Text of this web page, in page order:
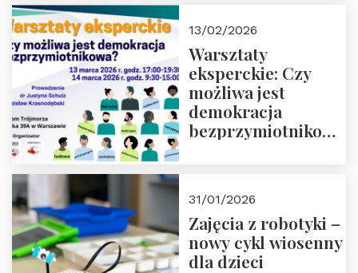
13/02/2026
Warsztaty
eksperckie: Czy
możliwa jest
demokracja
bezprzymiotnikowa?
31/01/2026
Zajęcia z robotyki –
nowy cykl wiosenny
dla dzieci